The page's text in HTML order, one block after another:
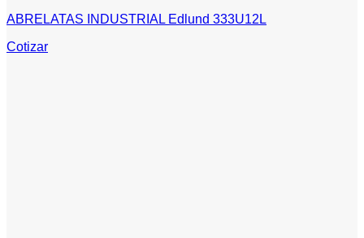
ABRELATAS INDUSTRIAL Edlund 333U12L
Cotizar